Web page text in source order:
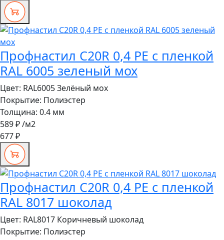
Профнастил C20R 0,4 PE с пленкой
RAL 6005 зеленый мох
Цвет: RAL6005 Зелёный мох
Покрытие: Полиэстер
Толщина: 0.4 мм
589 ₽/м2
677 ₽
Профнастил C20R 0,4 PE с пленкой
RAL 8017 шоколад
Цвет: RAL8017 Коричневый шоколад
Покрытие: Полиэстер